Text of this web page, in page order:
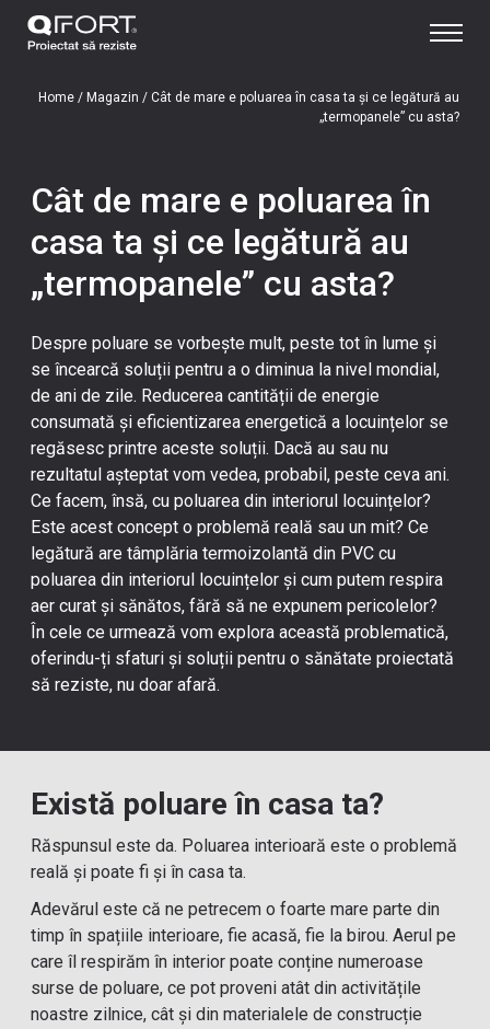
Home/ Magazin / Cât de mare e poluarea în casa ta și ce legătură au
„termopanele” cu asta?
Cât de mare e poluarea în
casa ta și ce legătură au
„termopanele” cu asta?
Despre poluare se vorbește mult, peste tot în lume și
se încearcă soluții pentru a o diminua la nivel mondial,
de ani de zile. Reducerea cantității de energie
consumată și eficientizarea energetică a locuințelor se
regăsesc printre aceste soluții. Dacă au sau nu
rezultatul așteptat vom vedea, probabil, peste ceva ani.
Ce facem, însă, cu poluarea din interiorul locuințelor?
Este acest concept o problemă reală sau un mit? Ce
legătură aretâmplăria termoizolantă din PVC cu
poluarea din interiorul locuințelor și cum putem respira
aer curat și sănătos, fără să ne expunem pericolelor?
În cele ce urmează vom explora această problematică,
oferindu-ți sfaturi și soluții pentru o sănătate proiectată
să reziste, nu doar afară.
Există poluare în casa ta?
Răspunsul este da. Poluarea interioară este o problemă
reală și poate fi și în casa ta.
Adevărul este că ne petrecem o foarte mare parte din
timp în spațiile interioare, fie acasă, fie la birou. Aerul pe
care îl respirăm în interior poate conține numeroase
surse de poluare, ce pot proveni atât din activitățile
noastre zilnice, cât și din materialele de construcție